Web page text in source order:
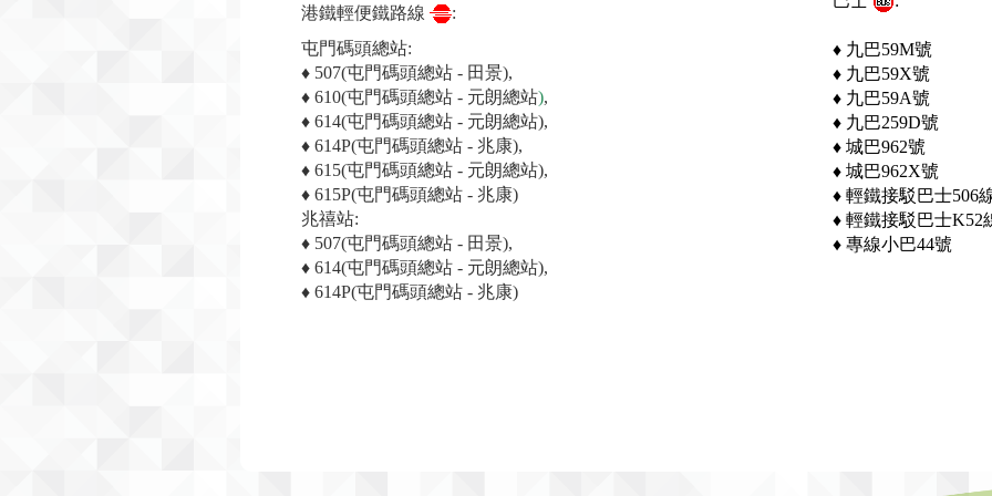
港鐵輕便鐵路線
:
屯門碼頭總站:
♦ 507(屯門碼頭總站 - 田景),
♦ 610(屯門碼頭總站 - 元朗總站),
♦ 614(屯門碼頭總站 - 元朗總站),
♦ 614P(屯門碼頭總站 - 兆康),
♦ 615(屯門碼頭總站 - 元朗總站),
♦ 615P(屯門碼頭總站 - 兆康)
兆禧站:
♦ 507(屯門碼頭總站 - 田景),
♦ 614(屯門碼頭總站 - 元朗總站),
♦ 614P(屯門碼頭總站 - 兆康)
♦ 九巴59M號
♦ 九巴59X號
♦ 九巴59A號
♦ 九巴259D號
♦ 城巴962號
♦ 城巴962X號
♦ 輕鐵接駁巴士506
♦ 輕鐵接駁巴士K52
♦ 專線小巴44號